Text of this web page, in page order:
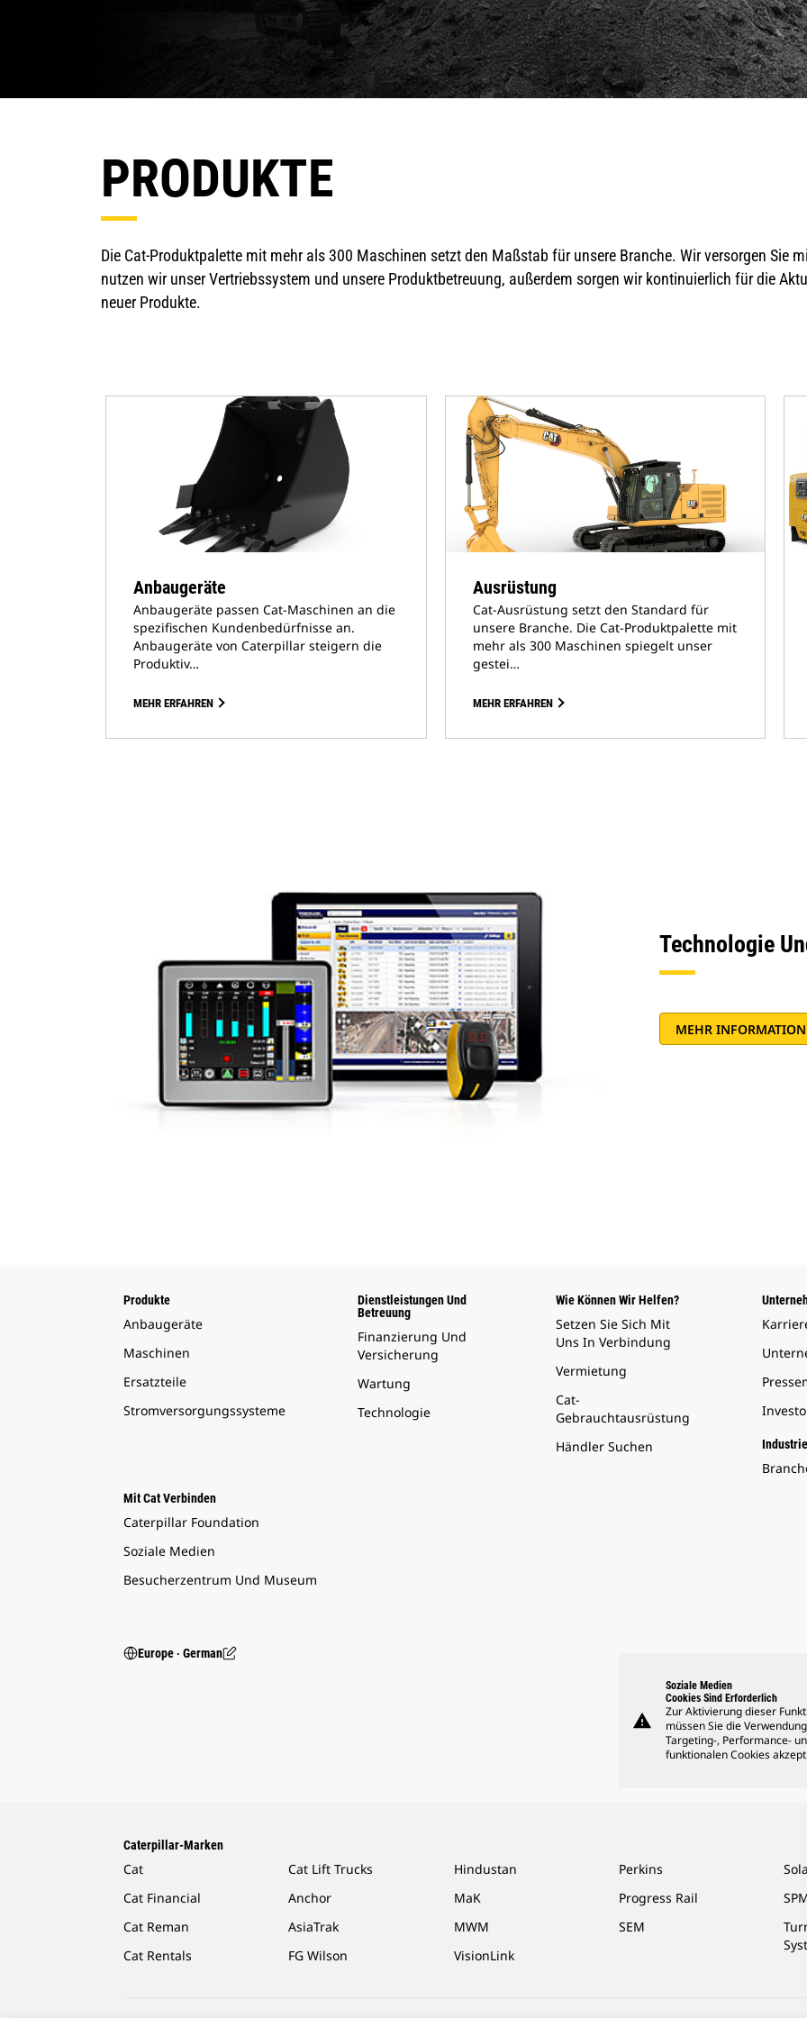
PRODUKTE
Die Cat-Produktpalette mit mehr als 300 Maschinen setzt den Maßstab für unsere Branche. Wir versorgen Sie
nutzen wir unser Vertriebssystem und unsere Produktbetreuung, außerdem sorgen wir kontinuierlich für die
neuer Produkte.
Anbaugeräte
Anbaugeräte passen Cat-Maschinen an die
spezifischen Kundenbedürfnisse an.
Anbaugeräte von Caterpillar steigern die
Produktiv…
MEHR ERFAHREN
Ausrüstung
Cat-Ausrüstung setzt den Standard für
unsere Branche. Die Cat-Produktpalette mit
mehr als 300 Maschinen spiegelt unser
gestei…
MEHR ERFAHREN
Technologie
MEHR
Produkte
Anbaugeräte
Maschinen
Ersatzteile
Stromversorgungssysteme
Dienstleistungen Und
Betreuung
Finanzierung Und
Versicherung
Wartung
Technologie
Wie Können Wir Helfen?
Setzen Sie Sich Mit
Uns In Verbindung
Vermietung
Cat-
Gebrauchtausrüstung
Händler Suchen
Mit Cat Verbinden
Caterpillar Foundation
Soziale Medien
Besucherzentrum Und Museum
Europe ‧ German
warning
Soziale Medien
Cookies Sind Erforderlich
Zur Aktivierung dieser
müssen Sie die
Targeting-, Performance-
funktionalen Cookies
Caterpillar-Marken
Cat
Cat Financial
Cat Reman
Cat Rentals
Cat Lift Trucks
Anchor
AsiaTrak
FG Wilson
Hindustan
MaK
MWM
VisionLink
Perkins
Progress Rail
SEM